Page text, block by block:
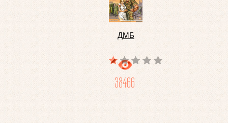
ДМБ
38466